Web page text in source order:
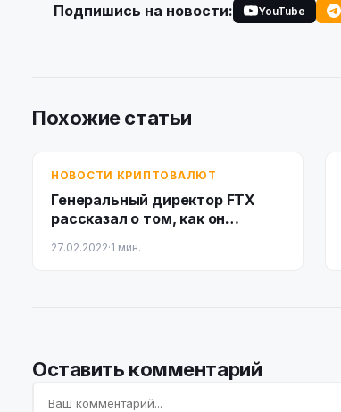
Подпишись на новости: YouTube
Похожие статьи
НОВОСТИ КРИПТОВАЛЮТ
Генеральный директор FTX
рассказал о том, как он
32 миллиарда долларов всего
27.02.2022·1 мин.
Оставить комментарий